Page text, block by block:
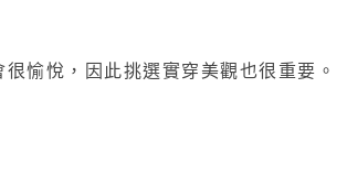
愉悅，因此挑選實穿美觀也很重要。